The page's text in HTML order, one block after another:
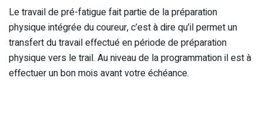
Le travail de pré-fatigue fait partie de la préparation
physique intégrée du coureur, c’est à dire qu’il permet un
transfert du travail effectué en période de préparation
physique vers le trail. Au niveau de la programmation il est à
effectuer un bon mois avant votre échéance.